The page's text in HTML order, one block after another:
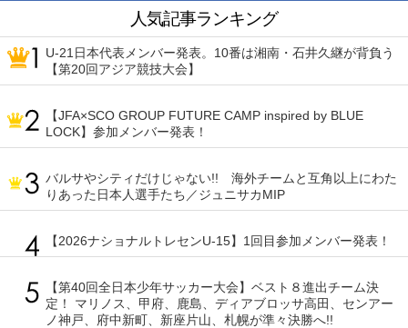
人気記事ランキング
U-21日本代表メンバー発表。10番は湘南・石井久継が背負う
【第20回アジア競技大会】
【JFA×SCO GROUP FUTURE CAMP inspired by BLUE
LOCK】参加メンバー発表！
バルサやシティだけじゃない!! 海外チームと互角以上にわた
りあった日本人選手たち／ジュニサカMIP
【2026ナショナルトレセンU-15】1回目参加メンバー発表！
【第40回全日本少年サッカー大会】ベスト８進出チーム決
定！ マリノス、甲府、鹿島、ディアブロッサ高田、センアー
ノ神戸、府中新町、新座片山、札幌が準々決勝へ!!